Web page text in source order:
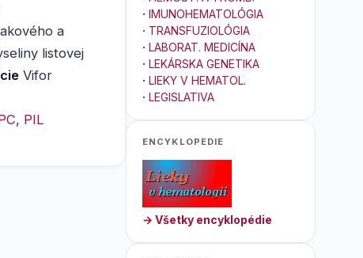
a
listovej
Vifor
, PIL
· IMUNOHEMATOLÓGIA
· TRANSFUZIOLÓGIA
· LABORAT. MEDICÍNA
· LEKÁRSKA GENETIKA
· LIEKY V HEMATOL.
· LEGISLATIVA
ENCYKLOPEDIE
→ Všetky encyklopédie